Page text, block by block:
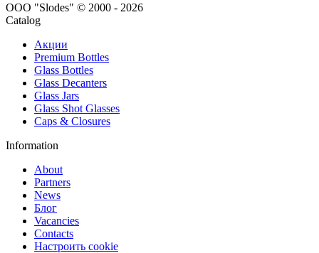
ООО "Slodes" © 2000 - 2026
Catalog
Акции
Premium Bottles
Glass Bottles
Glass Decanters
Glass Jars
Glass Shot Glasses
Caps & Closures
Information
About
Partners
News
Блог
Vacancies
Contacts
Настроить cookie